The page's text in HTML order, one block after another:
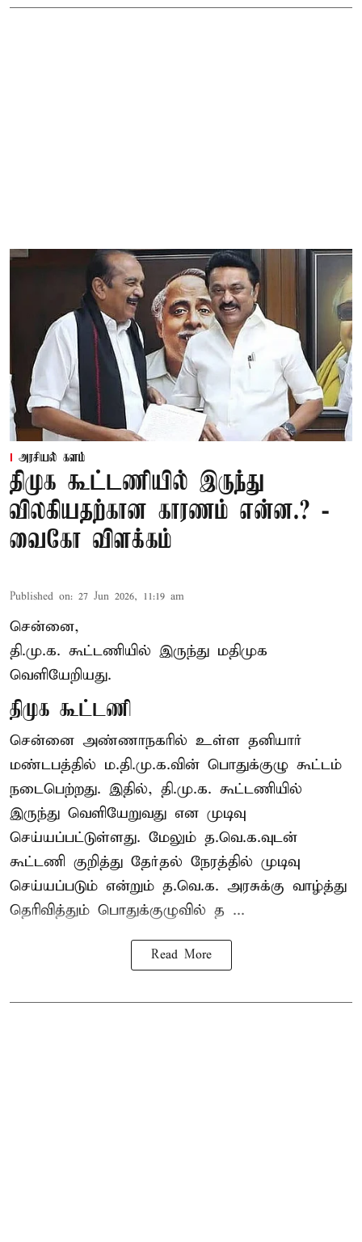
அரசியல் களம்
திமுக கூட்டணியில் இருந்து
விலகியதற்கான காரணம் என்ன.? -
வைகோ விளக்கம்
Published on: 27 Jun 2026, 11:19 am
சென்னை,
தி.மு.க. கூட்டணியில் இருந்து மதிமுக
வெளியேறியது.
திமுக கூட்டணி
சென்னை அண்ணாநகரில் உள்ள தனியார்
மண்டபத்தில் ம.தி.மு.க.வின் பொதுக்குழு கூட்டம்
நடைபெற்றது. இதில், தி.மு.க. கூட்டணியில்
இருந்து வெளியேறுவது என முடிவு
செய்யப்பட்டுள்ளது. மேலும் த.வெ.க.வுடன்
கூட்டணி குறித்து தேர்தல் நேரத்தில் முடிவு
செய்யப்படும் என்றும் த.வெ.க. அரசுக்கு வாழ்த்து
தெரிவித்தும் பொதுக்குழுவில் த ...
Read More